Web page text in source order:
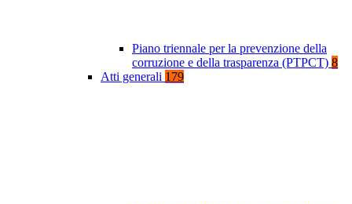
Piano triennale per la prevenzione della
corruzione e della trasparenza (PTPCT) 8
Atti generali 179